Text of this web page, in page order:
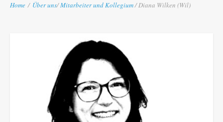
Home / Über uns/Mitarbeiter und Kollegium/ Diana Wilken (Wil)